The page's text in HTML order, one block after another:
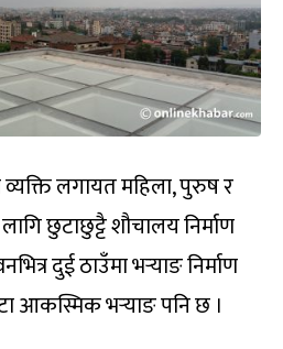
लगायत महिला, पुरुष र
छुटाछुट्टै शौचालय निर्माण
दुई ठाउँमा भर्‍याङ निर्माण
आकस्मिक भर्‍याङ पनि छ ।